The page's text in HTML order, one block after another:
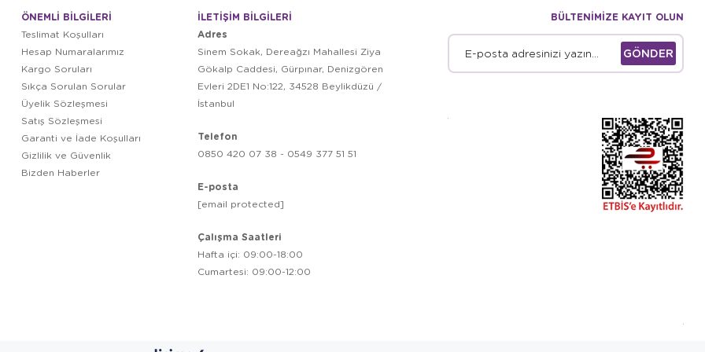
ÖNEMLİ BİLGİLERİ
Teslimat Koşulları
Hesap Numaralarımız
Kargo Soruları
Sıkça Sorulan Sorular
Üyelik Sözleşmesi
Satış Sözleşmesi
Garanti ve İade Koşulları
Gizlilik ve Güvenlik
Bizden Haberler
İLETİŞİM BİLGİLERİ
Adres
Sinem Sokak, Dereağzı Mahallesi Ziya
Gökalp Caddesi, Gürpınar, Denizgören
Evleri 2DE1 No:122, 34528 Beylikdüzü /
İstanbul
Telefon
0850 420 07 38 - 0549 377 51 51
E-posta
[email protected]
Çalışma Saatleri
Hafta içi: 09:00-18:00
Cumartesi: 09:00-12:00
BÜLTENİMİZE KAYIT OLUN
GÖNDER